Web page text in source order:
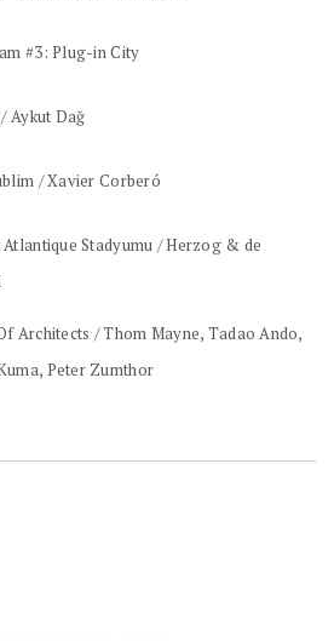
#3: Plug-in City
Aykut Dağ
/ Xavier Corberó
Atlantique Stadyumu / Herzog & de
Architects / Thom Mayne, Tadao Ando,
Peter Zumthor